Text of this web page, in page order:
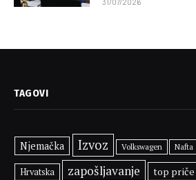
31/07/2026
TAGOVI
Njemačka Izvoz Volkswagen Nafta
Hrvatska zapošljavanje top priče